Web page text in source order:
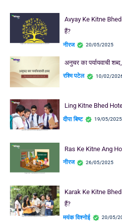
Avyay Ke Kitne
हैं?
नीरज 20/05/2025
अनुचर का पर्यायवाची
रश्मि पटेल 10/02/
Ling Kitne Bhed
दीपा बिष्ट 19/05/2025
Ras Ke Kitne Ang
नीरज 26/05/2025
Karak Ke Kitne
हैं?
मयंक विश्नोई 20/05/